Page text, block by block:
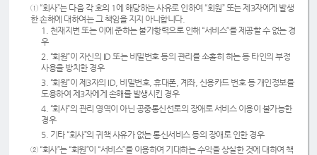
① “회사”는 다음 각 호의 1에 해당하는 사유로 인하여 “회원” 또는 제3자에게 발생
한 손해에 대하여는 그 책임을 지지 아니합니다.
1. 천재지변 또는 이에 준하는 불가항력으로 인해 “서비스”를 제공할 수 없는 경
우
2. “회원”이 자신의 ID 또는 비밀번호 등의 관리를 소홀히 하는 등 타인의 부정
사용을 방치한 경우
3. “회원”이 제3자의 ID, 비밀번호, 휴대폰, 계좌, 신용카드 번호 등 개인정보를
도용하여 제3자에게 손해를 발생시킨 경우
4. “회사”의 관리 영역이 아닌 공중통신선로의 장애로 서비스 이용이 불가능한
경우
5. 기타 “회사”의 귀책 사유가 없는 통신서비스 등의 장애로 인한 경우
② “회사”는 “회원”이 “서비스”를 이용하여 기대하는 수익을 상실한 것에 대하여 책